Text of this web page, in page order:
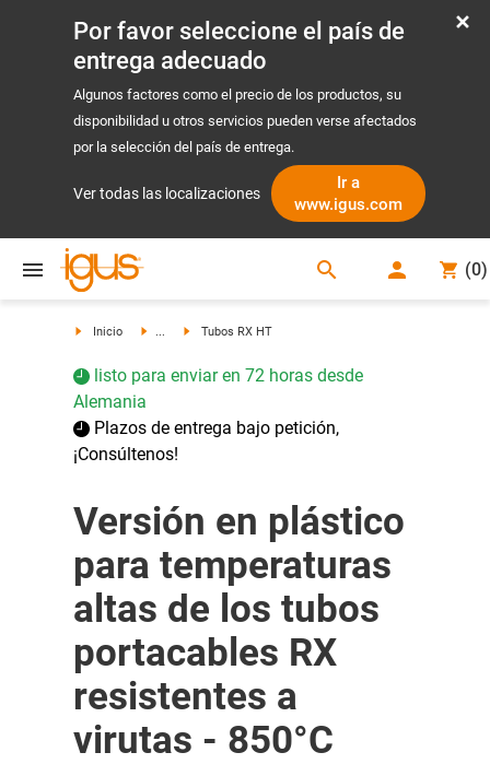
Por favor seleccione el país de
entrega adecuado
Algunos factores como el precio de los productos, su
disponibilidad u otros servicios pueden verse afectados
por la selección del país de entrega.
Ver todas las localizaciones
Ir a
www.igus.com
search (0)
Inicio ... Tubos RX HT
listo para enviar en 72 horas desde
Alemania
Plazos de entrega bajo petición,
¡Consúltenos!
Versión en plástico
para temperaturas
altas de los tubos
portacables RX
resistentes a
virutas - 850°C